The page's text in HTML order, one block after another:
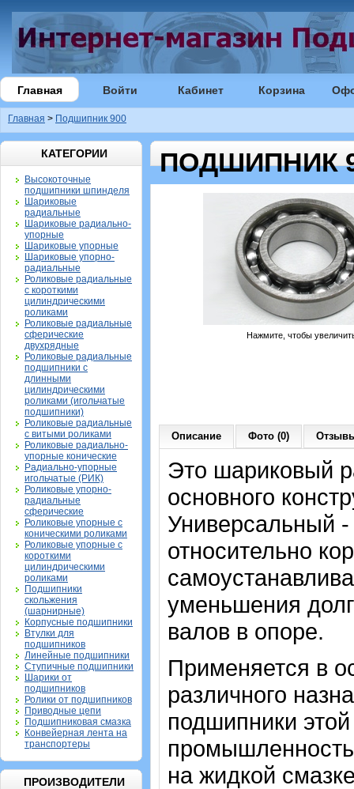
Главная Войти Кабинет Корзина
Главная > Подшипник 900
КАТЕГОРИИ
Высокоточные
подшипники шпинделя
Шариковые
радиальные
Шариковые радиально-
упорные
Шариковые упорные
Шариковые упорно-
радиальные
Роликовые радиальные
с короткими
цилиндрическими
роликами
Роликовые радиальные
сферические
двухрядные
Роликовые радиальные
подшипники с
длинными
цилиндрическими
роликами (игольчатые
подшипники)
Роликовые радиальные
с витыми роликами
Роликовые радиально-
упорные конические
Радиально-упорные
игольчатые (РИК)
Роликовые упорно-
радиальные
сферические
Роликовые упорные с
коническими роликами
Роликовые упорные с
короткими
цилиндрическими
роликами
Подшипники
скольжения
(шарнирные)
Корпусные подшипники
Втулки для
подшипников
Линейные подшипники
Ступичные подшипники
Шарики от
подшипников
Ролики от подшипников
Приводные цепи
Подшипниковая смазка
Конвейерная лента на
транспортеры
ПРОИЗВОДИТЕЛИ
ПОДШИПНИК
Нажмите, чтобы
Описание Фото (0)
Это шариковый
основного
Универсальный
относительно
уменьшения
валов в опоре.
Применяется в
различного
подшипники этой
на жидкой